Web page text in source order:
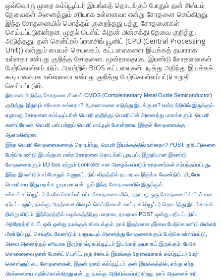
ஒவ்வொரு முறை கம்ப்யூட்டர் இயங்கத் தொடங்கும் போதும் தன் சிஸ்டம்
தேவைகள் அனைத்தும் சரியாக உள்ளனவா என்று சோதனை செய்கிறது.
இந்த சோதனையில் மொத்தம் குறைந்தது பத்து சோதனைகள்
செய்யப்படுகின்றன. முதல் டெஸ்ட் அதன் மின்சக்தி தேவை குறித்து.
அடுத்தது, தன் சென்ட்ரல் ப்ராசசிங் யூனிட் (CPU (Central Processing
Unit)) என்னும் மையச் செயலகம், கட்டளைகளை இயக்கத் தயாராக
உள்ளதா என்பது குறித்த சோதனை. மூன்றாவதாக, இரண்டு சோதனைகள்
மேற்கொள்ளப்படும். அவற்றில் BIOS கட்டளைகள் படித்து அறிந்து இயக்கக்
கூடியனவாக உள்ளனவா என்பது குறித்து மேற்கொள்ளப்பட்டு உறுதி
செய்யப்படும்.
இதனை அடுத்த சோதனை சிமாஸ் CMOS (Complementary Metal Oxide Semiconductor)
குறித்து. இதுவும் சரியாக உள்ளதா? ஆணைகளை எடுத்து இயக்குமா? என்ற ரீதியில் இருக்கும்.
ஏழாவது சோதனை கம்ப்யூட்டரின் மெமரி குறித்து. மெமரியின் அனைத்து பாகங்களும், மெமரி
கண்ட்ரோலர், மெமரி பஸ் மற்றும் மெமரி மாட்யூல் போன்றவை இந்தச் சோதனைக்கு
ஆளாகின்றன.
இந்த மெமரி சோதனைகளைத் தொடர்ந்து, மெமரி இயக்கத்தில் உள்ளதா? POST குறியீடுகளை
மேற்கொண்டு இயங்குமா என்ற சோதனை தொடங்கி முடியும். இறுதியான இரண்டு
சோதனைகளும் I/O bus மற்றும் controller என அழைக்கப்படும் சாதனங்கள் சம்பந்தப்பட்டது.
இந்த இரண்டும் எப்போதும் அணுகப்படும் விதத்தில் தயாராக இருக்க வேண்டும். வீடியோ
மெமரியை இது படிக்க முடியுமா என்பதும் இந்த சோதனையில் இருக்கும்.
உங்கள் கம்ப்யூட்டர் மேலே சொல்லப் பட்ட சோதனைகளில், ஏதாவது ஒரு சோதனையில் பிரச்னை
ஏற்பட்டாலும், நமக்கு அதற்கான பிழைச் செய்தியைக் காட்டி கம்ப்யூட்டர் தொடர்ந்து இயங்காமல்
நின்று விடும். இந்நேரத்தில் வழக்கத்திற்கு மாறான, தவறான POST ஒன்று பதியப்படும்.
அந்நேரத்தில் பீப் ஒலி ஒன்று நமக்குக் கிடைக்கும். நாம் இதற்கான தீர்வை மேற்கொண்டு பின்னர்
மீண்டும் பூட் செய்திட வேண்டும். மறுபடியும் அனைத்து சோதனைகளும் மேற்கொள்ளப்பட்டு,
அவை அனைத்தும் சரியாக இருந்தால், கம்ப்யூட்டர் இயங்கத் தயாராய் இருக்கும். மேலே
சொன்னவை தான் போஸ்ட் டெஸ்ட். ஒரு சிஸ்டம் இயங்கத் தேவையாகக் கம்ப்யூட்டர் மேற்
கொள்ளும் சுய சோதனைகள். இதன் மூலம் கம்ப்யூட்டர், தன் இயக்கத்தில், எங்கு எந்த
பிரச்னையை எதிர்கொள்கிறது என்பது நமக்கு அறிவிக்கப்படுகிறது. நாம் அதனைச் சரி